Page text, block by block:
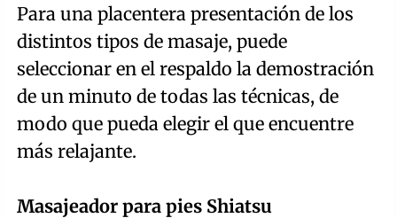
Para una placentera presentación de los
distintos tipos de masaje, puede
seleccionar en el respaldo la demostración
de un minuto de todas las técnicas, de
modo que pueda elegir el que encuentre
más relajante.
Masajeador para pies Shiatsu